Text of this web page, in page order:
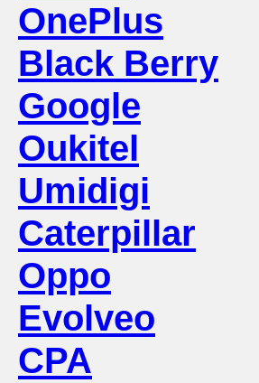
OnePlus
Black Berry
Google
Oukitel
Umidigi
Caterpillar
Oppo
Evolveo
CPA